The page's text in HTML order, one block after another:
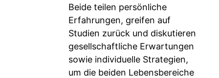
Beide teilen persönliche
Erfahrungen, greifen auf
Studien zurück und diskutieren
gesellschaftliche Erwartungen
sowie individuelle Strategien,
um die beiden Lebensbereiche